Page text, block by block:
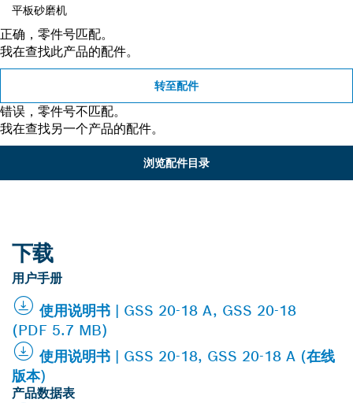
平板砂磨机
正确，零件号匹配。
我在查找此产品的配件。
转至配件
错误，零件号不匹配。
我在查找另一个产品的配件。
浏览配件目录
下载
用户手册
使用说明书 | GSS 20-18 A, GSS 20-18
(PDF 5.7 MB)
使用说明书 | GSS 20-18, GSS 20-18 A (在线
版本)
产品数据表